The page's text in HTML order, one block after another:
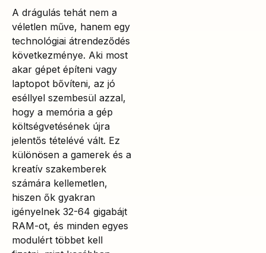
A drágulás tehát nem a
véletlen műve, hanem egy
technológiai átrendeződés
következménye. Aki most
akar gépet építeni vagy
laptopot bővíteni, az jó
eséllyel szembesül azzal,
hogy a memória a gép
költségvetésének újra
jelentős tételévé vált. Ez
különösen a gamerek és a
kreatív szakemberek
számára kellemetlen,
hiszen ők gyakran
igényelnek 32-64 gigabájt
RAM-ot, és minden egyes
modulért többet kell